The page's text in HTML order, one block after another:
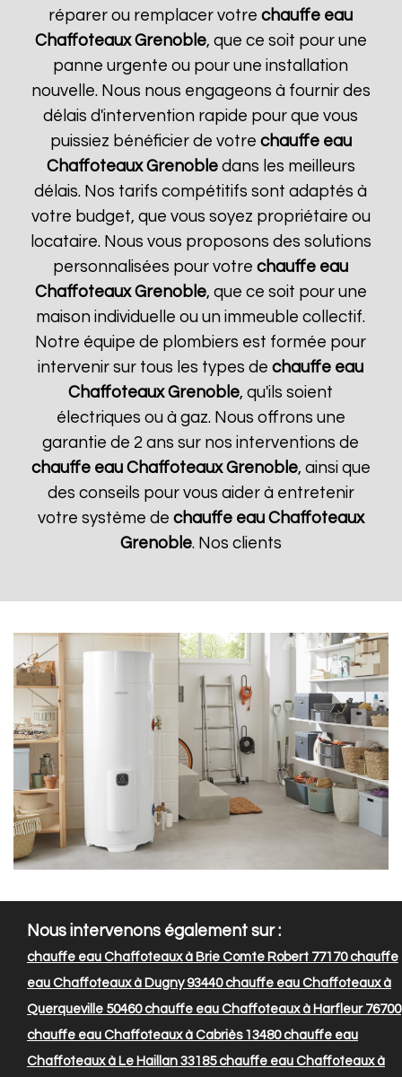
réparer ou remplacer votrechauffe eau
Chaffoteaux Grenoble, que ce soit pour une
panne urgente ou pour une installation
nouvelle. Nous nous engageons à fournir des
délais d'intervention rapide pour que vous
puissiez bénéficier de votre chauffe eau
Chaffoteaux Grenobledans les meilleurs
délais. Nos tarifs compétitifs sont adaptés à
votre budget, que vous soyez propriétaire ou
locataire. Nous vous proposons des solutions
personnalisées pour votrechauffe eau
Chaffoteaux Grenoble, que ce soit pour une
maison individuelle ou un immeuble collectif.
Notre équipe de plombiers est formée pour
intervenir sur tous les types dechauffe eau
Chaffoteaux Grenoble, qu'ils soient
électriques ou à gaz. Nous offrons une
garantie de 2 ans sur nos interventions de
chauffe eau Chaffoteaux Grenoble, ainsi que
des conseils pour vous aider à entretenir
votre système de chauffe eau Chaffoteaux
Grenoble. Nos clients
Nous intervenons également sur :
chauffe eau Chaffoteaux à Brie Comte Robert 77170chauffe
eau Chaffoteaux à Dugny 93440chauffe eau Chaffoteaux à
Querqueville 50460chauffe eau Chaffoteaux à Harfleur 76700
chauffe eau Chaffoteaux à Cabriès 13480chauffe eau
Chaffoteaux à Le Haillan 33185chauffe eau Chaffoteaux à